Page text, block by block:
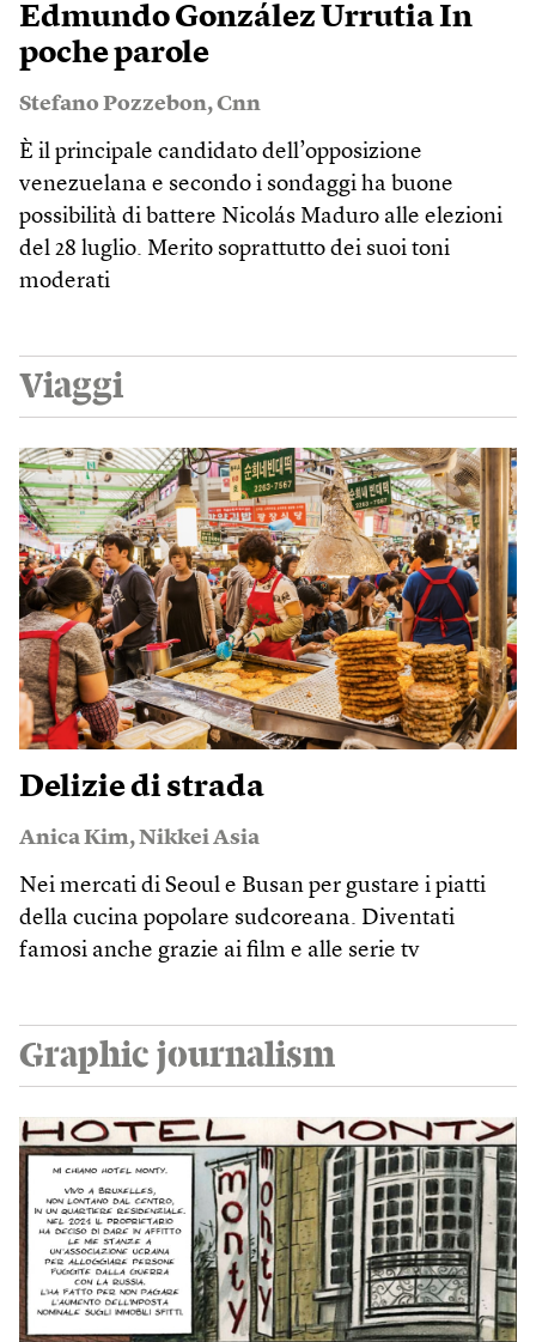
Edmundo González Urrutia In
poche parole
Stefano Pozzebon,Cnn
È il principale candidato dell’opposizione
venezuelana e secondo i sondaggi ha buone
possibilità di battere Nicolás Maduro alle elezioni
del 28 luglio. Merito soprattutto dei suoi toni
moderati
Viaggi
Delizie di strada
Anica Kim,Nikkei Asia
Nei mercati di Seoul e Busan per gustare i piatti
della cucina popolare sudcoreana. Diventati
famosi anche grazie ai film e alle serie tv
Graphic journalism